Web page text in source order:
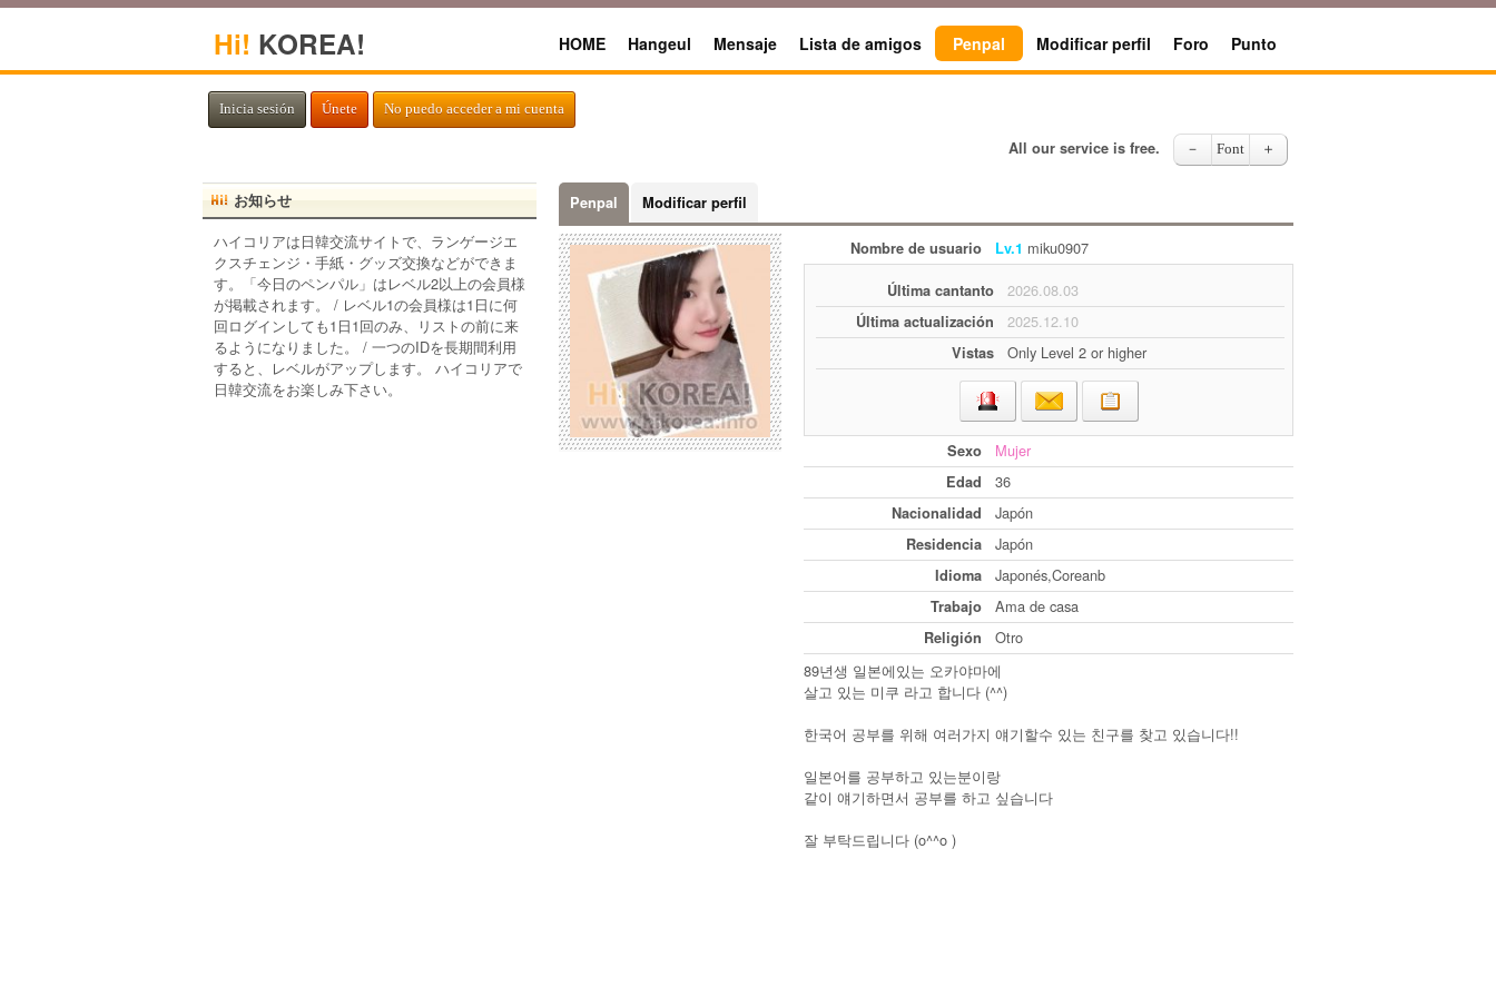
Hi! KOREA! HOME Hangeul Mensaje Lista de amigos Penpal Modificar perfil Foro Punto
Inicia sesión Únete No puedo acceder a mi cuenta
All our service is free. － Font ＋
お知らせ
ハイコリアは日韓交流サイトで、ランゲージエ
クスチェンジ・手紙・グッズ交換などができま
す。「今日のペンパル」はレベル2以上の会員様
が掲載されます。 / レベル1の会員様は1日に何
回ログインしても1日1回のみ、リストの前に来
るようになりました。 / 一つのIDを長期間利用
すると、レベルがアップします。 ハイコリアで
日韓交流をお楽しみ下さい。
Penpal Modificar perfil
Nombre de usuario Lv.1 miku0907
Última cantanto 2026.08.03
Última actualización 2025.12.10
Vistas Only Level 2 or higher
Sexo Mujer
Edad 36
Nacionalidad Japón
Residencia Japón
Idioma Japonés,Coreanb
Trabajo Ama de casa
Religión
Otro
89년생 일본에있는 오카야마에
살고 있는 미쿠 라고 합니다 (^^)
한국어 공부를 위해 여러가지 얘기할수 있는 친구를 찾고 있습니다!!
일본어를 공부하고 있는분이랑
같이 얘기하면서 공부를 하고 싶습니다
잘 부탁드립니다 (o^^o )